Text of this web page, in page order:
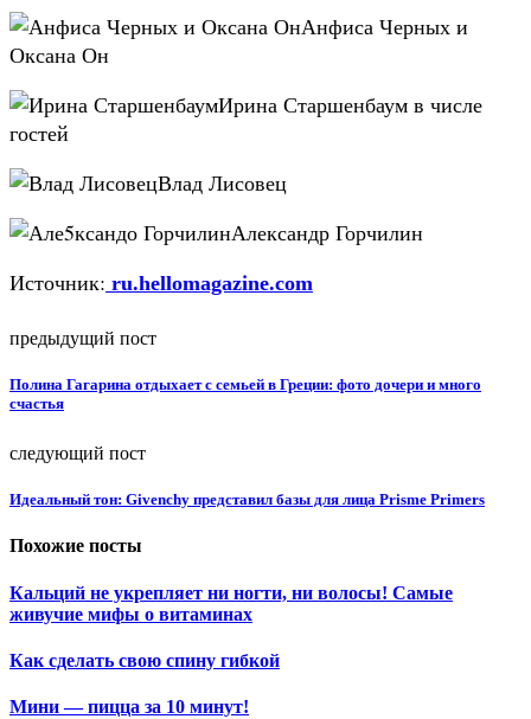
Анфиса Черных и
Оксана Он
Ирина Старшенбаум в числе
гостей
Влад Лисовец
Александр Горчилин
Источник: ru.hellomagazine.com
предыдущий пост
Полина Гагарина отдыхает с семьей в Греции: фото дочери и много
счастья
следующий пост
Идеальный тон: Givenchy представил базы для лица Prisme Primers
Похожие посты
Кальций не укрепляет ни ногти, ни волосы! Самые
живучие мифы о витаминах
Как сделать свою спину гибкой
Мини — пицца за 10 минут!